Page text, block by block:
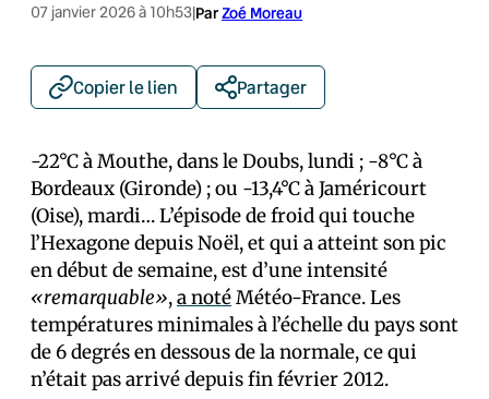
07 janvier 2026 à 10h53|ParZoé Moreau
Copier le lien Partager
-22°C à Mouthe, dans le Doubs, lundi ; -8°C à
Bordeaux (Gironde) ; ou -13,4°C à Jaméricourt
(Oise), mardi… L’épisode de froid qui touche
l’Hexagone depuis Noël, et qui a atteint son pic
en début de semaine, est d’une intensité
«remarquable»,a notéMétéo-France. Les
températures minimales à l’échelle du pays sont
de 6 degrés en dessous de la normale, ce qui
n’était pas arrivé depuis fin février 2012.